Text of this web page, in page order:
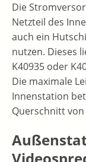
Die
Netzteil des
auch ein
nutzen. Dieses
K40935 oder
Die maximale
Innenstation
Querschnitt von